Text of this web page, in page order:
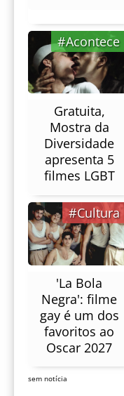
#Acontece
Gratuita,
Mostra da
Diversidade
apresenta 5
filmes LGBT
#Cultura
'La Bola
Negra': filme
gay é um dos
favoritos ao
Oscar 2027
sem notícia